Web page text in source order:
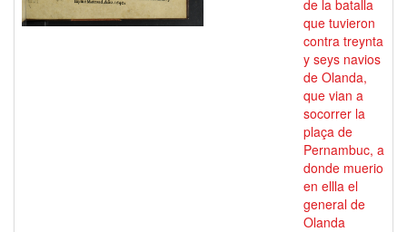
de la batalla
que tuvieron
contra treynta
y seys navios
de Olanda,
que vian a
socorrer la
plaça de
Pernambuc, a
donde muerio
en ellla el
general de
Olanda